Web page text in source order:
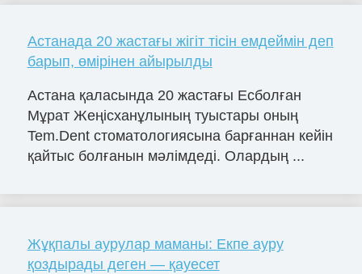
Астанада 20 жастағы жігіт тісін емдеймін деп
барып, өмірінен айырылды
Астана қаласында 20 жастағы Есболған
Мұрат Жеңісханұлының туыстары оның
Tem.Dent стоматологиясына барғаннан кейін
қайтыс болғанын мәлімдеді. Олардың ...
Жұқпалы аурулар маманы: Екпе ауру
қоздырады деген — қауесет